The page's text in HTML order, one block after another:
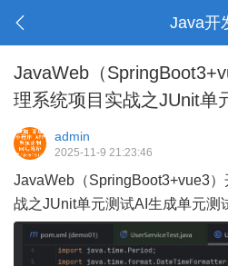
Java开
JavaWeb（
理系统项目实战之JUnit单
admin
2025-11-9 21:23:46
JavaWeb（SpringBoot3+vue3
战之JUnit单元测试AI生成单元测